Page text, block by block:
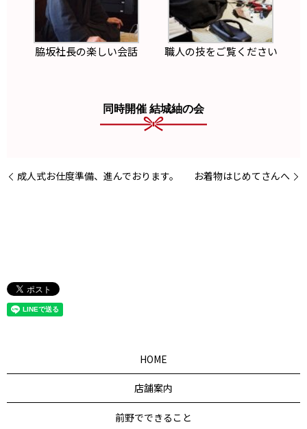
脇坂社長の楽しい会話 職人の技をご覧ください
同時開催 結城紬の会
成人式お仕度準備、進んでおります。 お着物はじめてさんへ
HOME
店舗案内
前野でできること